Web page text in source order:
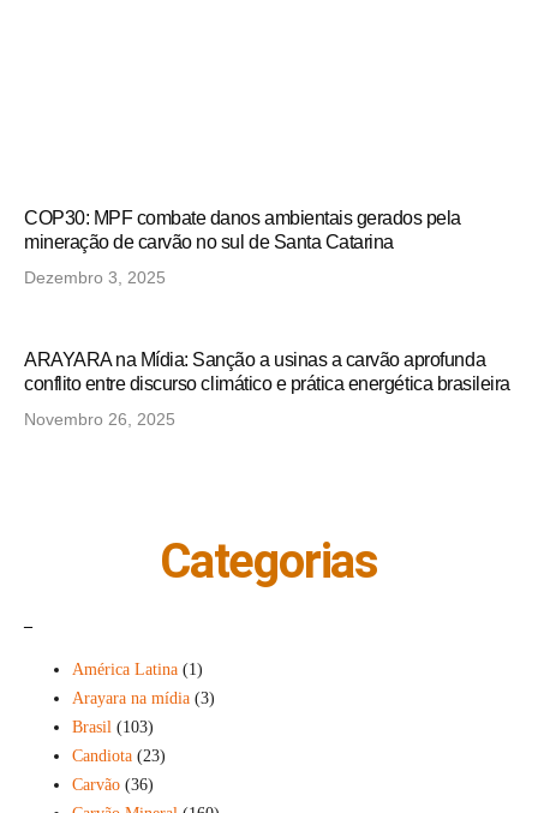
COP30: MPF combate danos ambientais gerados pela
mineração de carvão no sul de Santa Catarina
Dezembro 3, 2025
ARAYARA na Mídia: Sanção a usinas a carvão aprofunda
conflito entre discurso climático e prática energética brasileira
Novembro 26, 2025
Categorias
América Latina (1)
Arayara na mídia (3)
Brasil (103)
Candiota (23)
Carvão (36)